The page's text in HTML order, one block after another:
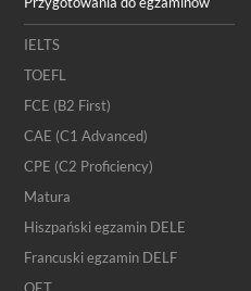
IELTS
TOEFL
FCE (B2 First)
CAE (C1 Advanced)
CPE (C2 Proficiency)
Matura
Hiszpański egzamin DELE
Francuski egzamin DELF